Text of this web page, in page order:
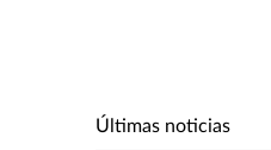
Últimas noticias